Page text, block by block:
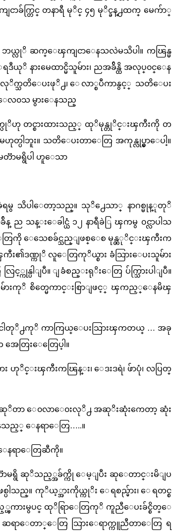
ာခ်က္တြင္ တနာရီ မုိင္ ၄၅ မုိင္ခန္႕ထက္ မေက်ာ္
ဘယ္လုိ ဆက္ေၾကျငာေနသလဲမသိပါ။ ကၽြန္မ
ယုိ နားမေထာင္မိသူမ်ား၊ ညအခ်ိန္ထိ အလုပ္၀င္ေန
လုိက္သတိေပးဖုိ႕၊ ေလာ္စပီကာနွင့္ သတိေပး
ေလ၀သ မွားေနသည္
လုိဟု တင္စားထားသည့္ ထုိမုန္တုိင္းၾကီးကို တ
ပါဘူး။ သတိေပးတာေတြ အကုန္လုပ္မွာေပါ့။
ာမရွိပါ ဟူေသာ
မွ သိပါေတာ့သည္။ သုိ႕ေသာ္ နာဂစ္မုန္ုတုိ
ည သန္းေခါင္ယံ ၁၂ နာရီခဲြ ၾကမွ ၀င္လာပါသ
ေတြကို ေသေစခ်င္သည္ျဖစ္ေစ မုန္တ္ုိင္းၾကီးက
ၾကီး၏ဒဏ္ကုိ လူေတြကုိယ္စား ခံသြားေပးသူမ်ား
င့္ကုန္ပါျပီ။ ျခံစည္းရုိးေတြ ပ်က္သြားပါျပီ။
ၾကီးမ်ားကုိ စိတ္မေကာင္းစြာျဖင့္ ၾကည့္ေနမိၾ
ါတုိ႕ကုိ ကာကြယ္ေပးသြားၾကတယ္ … အခု
ေတြးေတြေပ့ါ။
ဟုိင္းၾကီးကၽြန္း၊ ေဒးဒရဲ၊ ဖ်ာပုံ၊ လပြတ္
စရာဆုိတာ ေ၀လာေ၀းလုိ႕ အဆုိးဆုံးကေတာ့ ဆုံး
ည့္ ေနရာေတြ…..။
နရာေတြဆီကို။
ာမရွိ ဆုိသည့္အခ်က္ကို ေမ့ျပီး ဆုေတာင္းမိျပ
ါသည္။ ကုိယ့္အားကိုယ္ကုိး ေရစည္မ်ား၊ ေရတင္စ
သည့္ၾကားမွပင္ ထုိရြာေတြကုိ ကူညီေပးခ်င္စိတ္ေ
ရာေတာ္ေတြ သြားေရာက္ကူညီတာေတြ ရ